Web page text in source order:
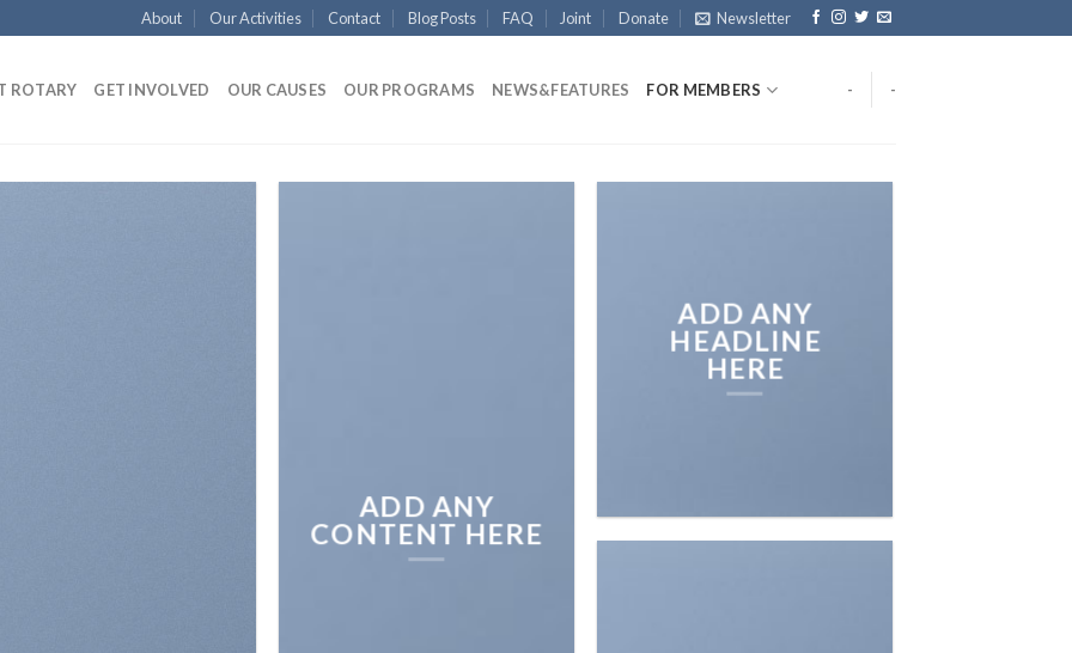
About Our Activities Contact Blog Posts FAQ Joint Donate Newsletter
ROTARY GET INVOLVED OUR CAUSES OUR PROGRAMS NEWS&FEATURES FOR MEMBERS - -
ADD ANY
CONTENT HERE
ADD ANY
HEADLINE
HERE